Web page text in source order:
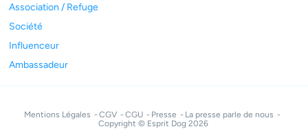
Association / Refuge
Société
Influenceur
Ambassadeur
Mentions Légales CGV CGU Presse
La presse parle de nous
Copyright © Esprit Dog 2026